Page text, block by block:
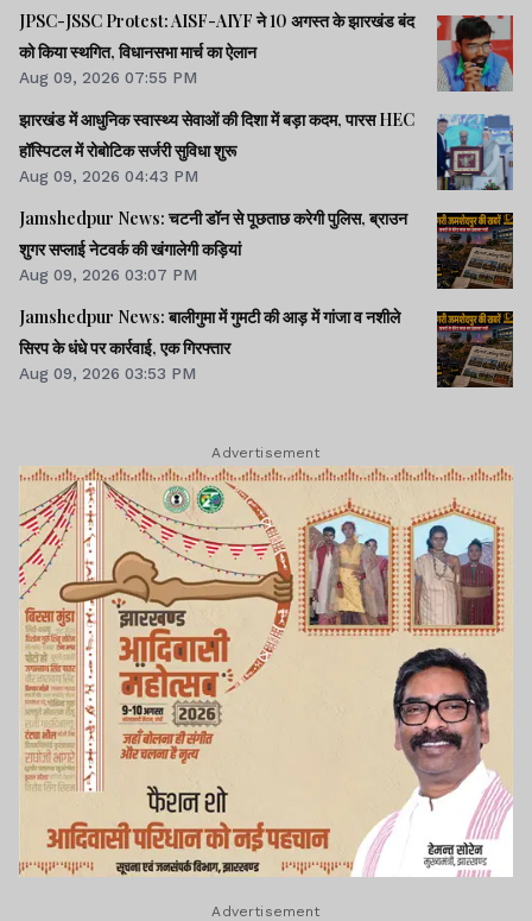
JPSC-JSSC Protest: AISF-AIYF ने 10 अगस्त के झारखंड बंद
को किया स्थगित, विधानसभा मार्च का ऐलान
Aug 09, 2026 07:55 PM
झारखंड में आधुनिक स्वास्थ्य सेवाओं की दिशा में बड़ा कदम, पारस HEC
हॉस्पिटल में रोबोटिक सर्जरी सुविधा शुरू
Aug 09, 2026 04:43 PM
Jamshedpur News: चटनी डॉन से पूछताछ करेगी पुलिस, ब्राउन
शुगर सप्लाई नेटवर्क की खंगालेगी कड़ियां
Aug 09, 2026 03:07 PM
Jamshedpur News: बालीगुमा में गुमटी की आड़ में गांजा व नशीले
सिरप के धंधे पर कार्रवाई, एक गिरफ्तार
Aug 09, 2026 03:53 PM
Advertisement
Advertisement